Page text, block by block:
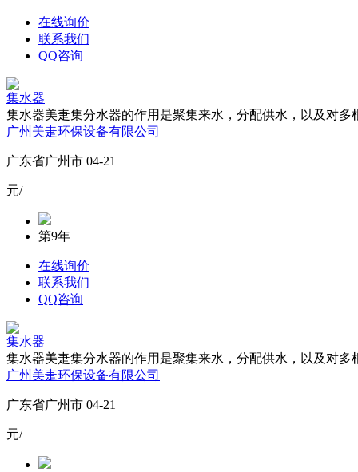
在线询价
联系我们
QQ咨询
集水器
集水器美疌集分水器的作用是聚集来水，分配供水，以及对多
广州美疌环保设备有限公司
广东省广州市 04-21
元/
第9年
在线询价
联系我们
QQ咨询
集水器
集水器美疌集分水器的作用是聚集来水，分配供水，以及对多
广州美疌环保设备有限公司
广东省广州市 04-21
元/